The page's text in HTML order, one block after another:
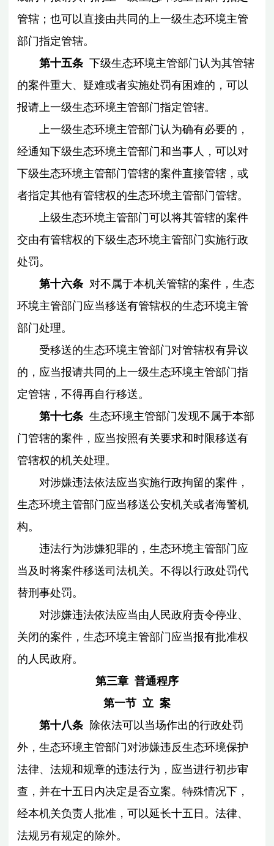
管辖；也可以直接由共同的上一级生态环境主管
部门指定管辖。
第十五条 下级生态环境主管部门认为其管辖
的案件重大、疑难或者实施处罚有困难的，可以
报请上一级生态环境主管部门指定管辖。
上一级生态环境主管部门认为确有必要的，
经通知下级生态环境主管部门和当事人，可以对
下级生态环境主管部门管辖的案件直接管辖，或
者指定其他有管辖权的生态环境主管部门管辖。
上级生态环境主管部门可以将其管辖的案件
交由有管辖权的下级生态环境主管部门实施行政
处罚。
第十六条 对不属于本机关管辖的案件，生态
环境主管部门应当移送有管辖权的生态环境主管
部门处理。
受移送的生态环境主管部门对管辖权有异议
的，应当报请共同的上一级生态环境主管部门指
定管辖，不得再自行移送。
第十七条 生态环境主管部门发现不属于本部
门管辖的案件，应当按照有关要求和时限移送有
管辖权的机关处理。
对涉嫌违法依法应当实施行政拘留的案件，
生态环境主管部门应当移送公安机关或者海警机
构。
违法行为涉嫌犯罪的，生态环境主管部门应
当及时将案件移送司法机关。不得以行政处罚代
替刑事处罚。
对涉嫌违法依法应当由人民政府责令停业、
关闭的案件，生态环境主管部门应当报有批准权
的人民政府。
第三章 普通程序
第一节 立 案
第十八条 除依法可以当场作出的行政处罚
外，生态环境主管部门对涉嫌违反生态环境保护
法律、法规和规章的违法行为，应当进行初步审
查，并在十五日内决定是否立案。特殊情况下，
经本机关负责人批准，可以延长十五日。法律、
法规另有规定的除外。